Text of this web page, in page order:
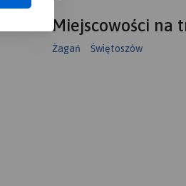
Miejscowości na
Żagań Świętoszów